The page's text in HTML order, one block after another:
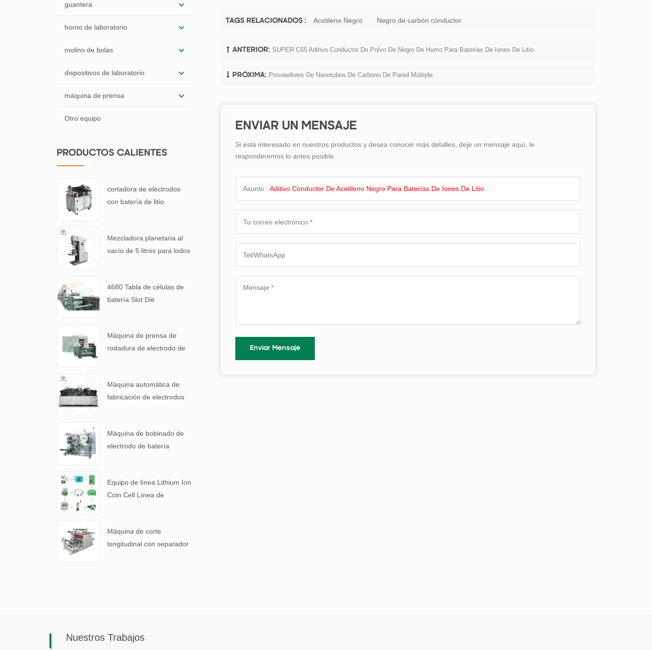
guantera
horno de laboratorio
molino de bolas
dispositivos de laboratorio
máquina de prensa
Otro equipo
PRODUCTOS CALIENTES
cortadora de electrodos
con batería de litio
Mezcladora planetaria al
vacío de 5 litros para lodos
4680 Tabla de células de
batería Slot Die
electrodos
Máquina de prensa de
rodadura de electrodo de
Máquina automática de
fabricación de electrodos
Máquina de bobinado de
electrodo de batería
Equipo de línea Lithium Ion
Coin Cell Línea de
Máquina de corte
longitudinal con separador
TAGS RELACIONADOS : Acetileno Negro Negro de carbón conductor
ANTERIOR: SUPER C65 Aditivo Conductor De Polvo De Negro De Humo Para Baterías De Iones De Litio
PRÓXIMA: Proveedores De Nanotubos De Carbono De Pared Múltiple
ENVIAR UN MENSAJE
Si está interesado en nuestros productos y desea conocer más detalles, deje un mensaje aquí, le
responderemos lo antes posible.
Asunto : Aditivo Conductor De Acetileno Negro Para Baterías De Iones De Litio
Nuestros Trabajos